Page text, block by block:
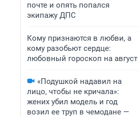
почте и опять попался
экипажу ДПС
Кому признаются в любви, а
кому разобьют сердце:
любовный гороскоп на август
«Подушкой надавил на
лицо, чтобы не кричала»:
жених убил модель и год
возил ее труп в чемодане —